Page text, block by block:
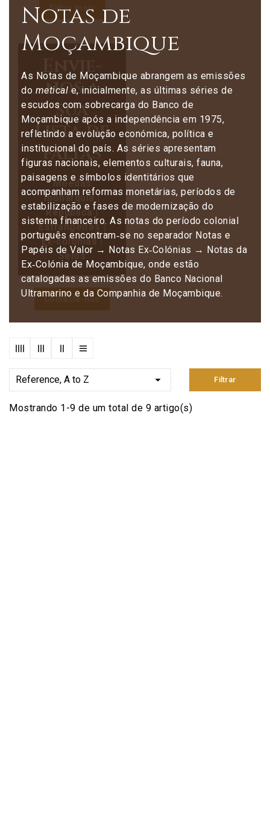
Saber mais
Envie-
nos a
sua
lista de
faltas
Moedas
monarquia |
República |
Estrangeiras |
Ex-colónias |
Selos
Contacte-nos
Notas de
Moçambique
As Notas de Moçambique abrangem as emissões
do metical e, inicialmente, as últimas séries de
escudos com sobrecarga do Banco de
Moçambique após a independência em 1975,
refletindo a evolução económica, política e
institucional do país. As séries apresentam
figuras nacionais, elementos culturais, fauna,
paisagens e símbolos identitários que
acompanham reformas monetárias, períodos de
estabilização e fases de modernização do
sistema financeiro. As notas do período colonial
português encontram‑se no separador Notas e
Papéis de Valor → Notas Ex‑Colónias → Notas da
Ex‑Colónia de Moçambique, onde estão
catalogadas as emissões do Banco Nacional
Ultramarino e da Companhia de Moçambique.
Reference, A to Z  Filtrar
Mostrando 1-9 de um total de 9 artigo(s)